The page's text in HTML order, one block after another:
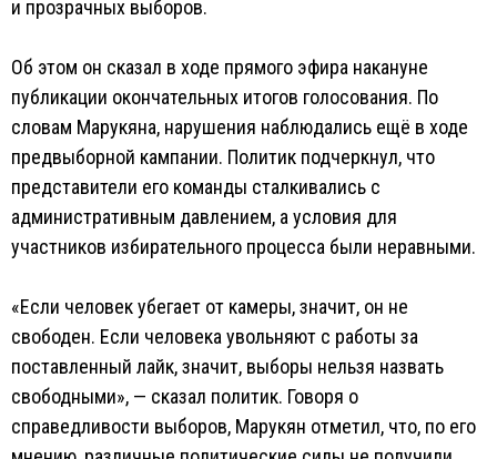
и прозрачных выборов.
Об этом он сказал в ходе прямого эфира накануне
публикации окончательных итогов голосования. По
словам Марукяна, нарушения наблюдались ещё в ходе
предвыборной кампании. Политик подчеркнул, что
представители его команды сталкивались с
административным давлением, а условия для
участников избирательного процесса были неравными.
«Если человек убегает от камеры, значит, он не
свободен. Если человека увольняют с работы за
поставленный лайк, значит, выборы нельзя назвать
свободными», — сказал политик. Говоря о
справедливости выборов, Марукян отметил, что, по его